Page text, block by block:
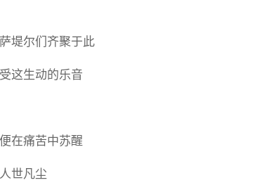
堤尔们齐聚于此
这生动的乐音
在痛苦中苏醒
世凡尘